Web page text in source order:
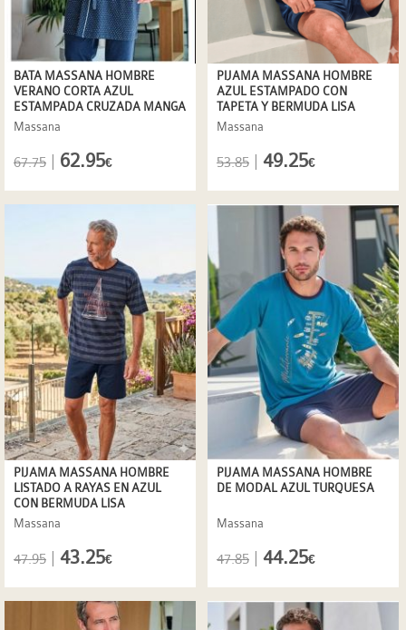
BATA MASSANA HOMBRE
VERANO CORTA AZUL
ESTAMPADA CRUZADA MANGA
LARGA
Massana
67.75 62.95€
PIJAMA MASSANA HOMBRE
AZUL ESTAMPADO CON
TAPETA Y BERMUDA LISA
Massana
53.85 49.25€
PIJAMA MASSANA HOMBRE
LISTADO A RAYAS EN AZUL
CON BERMUDA LISA
Massana
47.95 43.25€
PIJAMA MASSANA HOMBRE
DE MODAL AZUL TURQUESA
Massana
47.85 44.25€